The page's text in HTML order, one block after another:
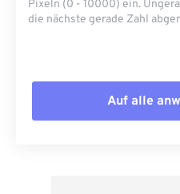
Pixeln (0 - 10000) ein.
die nächste gerade Zahl
Auf alle